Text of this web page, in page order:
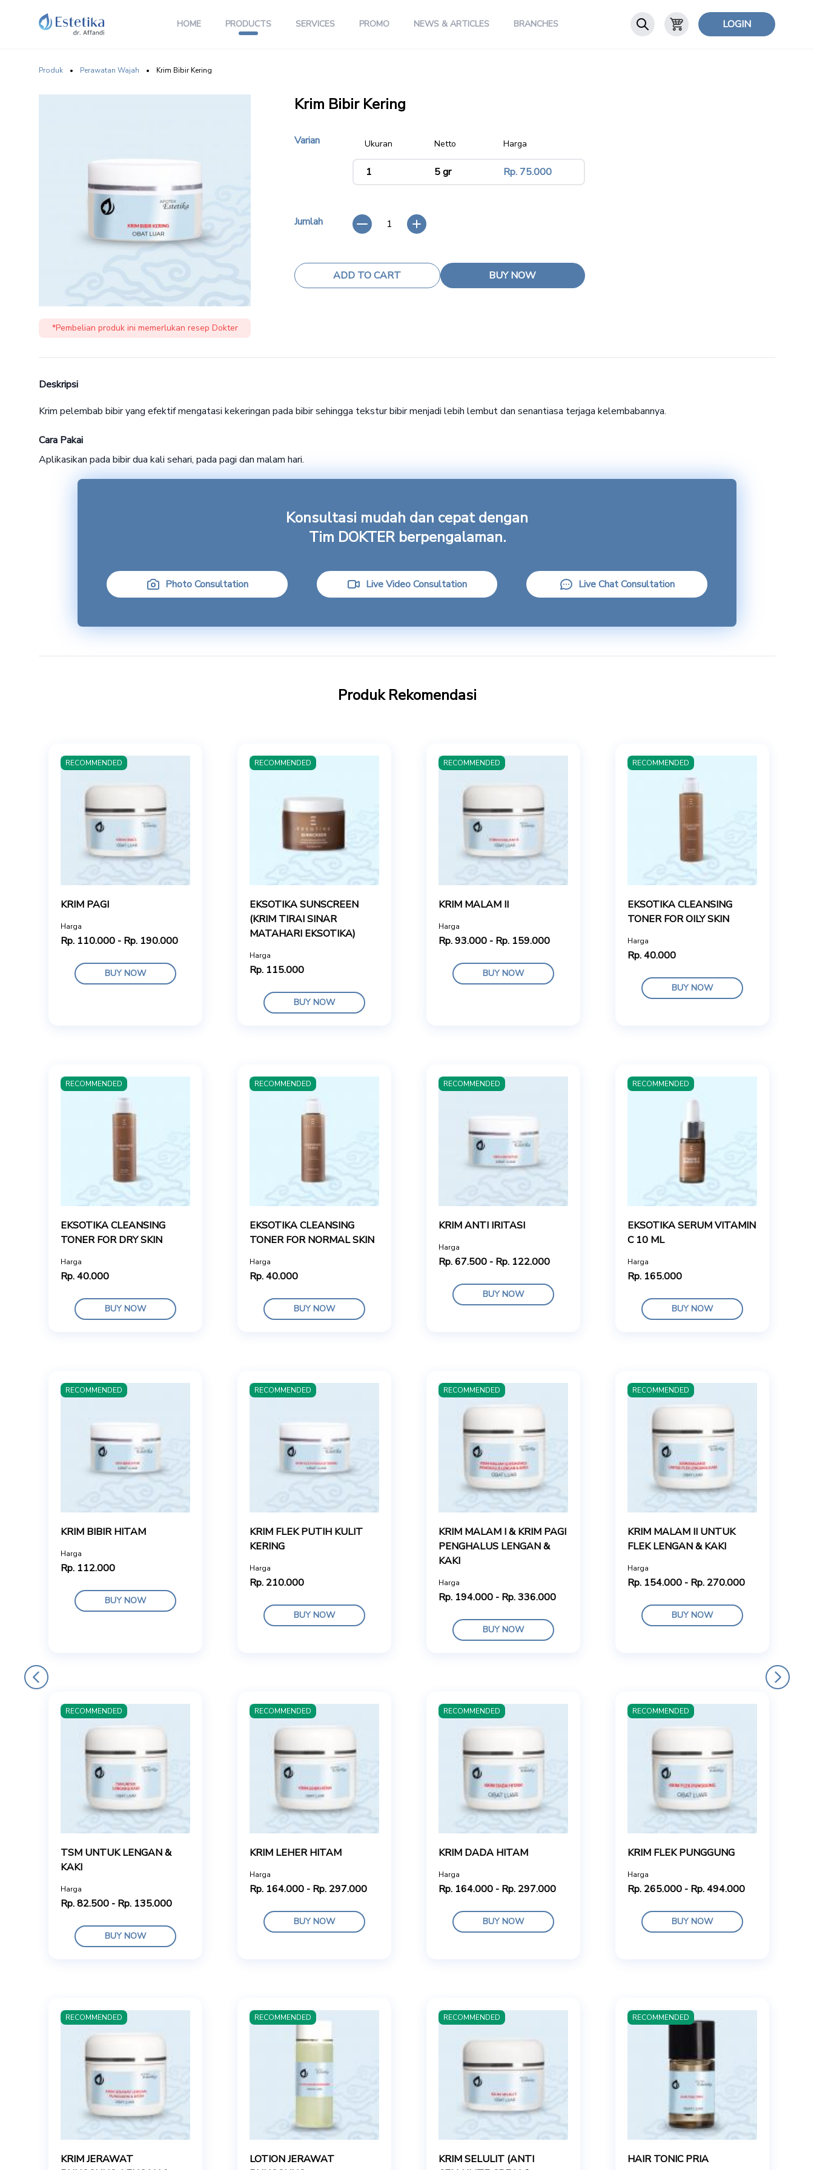
HOME PRODUCTS SERVICES PROMO NEWS & ARTICLES BRANCHES LOGIN
Produk • Perawatan Wajah • Krim Bibir Kering
*Pembelian produk ini memerlukan resep Dokter
Krim Bibir Kering
Varian Ukuran Netto
Harga
variant
1 5 gr Rp. 75.000
Jumlah 1
ADD TO CART BUY NOW
Deskripsi
Krim pelembab bibir yang efektif mengatasi kekeringan pada bibir sehingga tekstur bibir menjadi lebih lembut dan senantiasa terjaga kelembabannya.
Cara Pakai
Aplikasikan pada bibir dua kali sehari, pada pagi dan malam hari.
Konsultasi mudah dan cepat dengan
Tim DOKTER berpengalaman.
Photo Consultation Live Video Consultation Live Chat Consultation
Produk Rekomendasi
RECOMMENDED
KRIM PAGI
Harga
Rp. 110.000 - Rp. 190.000
BUY NOW
RECOMMENDED
EKSOTIKA SUNSCREEN
(KRIM TIRAI SINAR
MATAHARI EKSOTIKA)
Harga
Rp. 115.000
BUY NOW
RECOMMENDED
KRIM MALAM II
Harga
Rp. 93.000 - Rp. 159.000
BUY NOW
RECOMMENDED
EKSOTIKA CLEANSING
TONER FOR OILY SKIN
Harga
Rp. 40.000
BUY NOW
RECOMMENDED
EKSOTIKA CLEANSING
TONER FOR DRY SKIN
Harga
Rp. 40.000
BUY NOW
RECOMMENDED
EKSOTIKA CLEANSING
TONER FOR NORMAL SKIN
Harga
Rp. 40.000
BUY NOW
RECOMMENDED
KRIM ANTI IRITASI
Harga
Rp. 67.500 - Rp. 122.000
BUY NOW
RECOMMENDED
EKSOTIKA SERUM VITAMIN
C 10 ML
Harga
Rp. 165.000
BUY NOW
RECOMMENDED
KRIM BIBIR HITAM
Harga
Rp. 112.000
BUY NOW
RECOMMENDED
KRIM FLEK PUTIH KULIT
KERING
Harga
Rp. 210.000
BUY NOW
RECOMMENDED
KRIM MALAM I & KRIM PAGI
PENGHALUS LENGAN &
KAKI
Harga
Rp. 194.000 - Rp. 336.000
BUY NOW
RECOMMENDED
KRIM MALAM II UNTUK
FLEK LENGAN & KAKI
Harga
Rp. 154.000 - Rp. 270.000
BUY NOW
RECOMMENDED
TSM UNTUK LENGAN &
KAKI
Harga
Rp. 82.500 - Rp. 135.000
BUY NOW
RECOMMENDED
KRIM LEHER HITAM
Harga
Rp. 164.000 - Rp. 297.000
BUY NOW
RECOMMENDED
KRIM DADA HITAM
Harga
Rp. 164.000 - Rp. 297.000
BUY NOW
RECOMMENDED
KRIM FLEK PUNGGUNG
Harga
Rp. 265.000 - Rp. 494.000
BUY NOW
RECOMMENDED
KRIM JERAWAT
RECOMMENDED
LOTION JERAWAT
RECOMMENDED
KRIM SELULIT (ANTI
RECOMMENDED
HAIR TONIC PRIA